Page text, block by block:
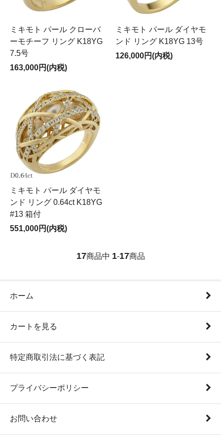
ミキモト パール クローバ
ーモチーフ リング K18YG
7.5号
163,000円(内税)
ミキモト パール ダイヤモ
ンド リング K18YG 13号
126,000円(内税)
ミキモト パール ダイヤモ
ンド リング 0.64ct K18YG
#13 箱付
551,000円(内税)
17商品中 1-17商品
ホーム
カートを見る
特定商取引法に基づく表記
プライバシーポリシー
お問い合わせ